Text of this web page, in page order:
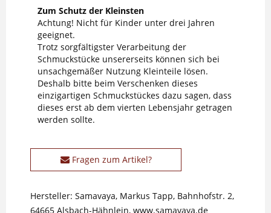
Zum Schutz der Kleinsten
Achtung! Nicht für Kinder unter drei Jahren
geeignet.
Trotz sorgfältigster Verarbeitung der
Schmuckstücke unsererseits können sich bei
unsachgemäßer Nutzung Kleinteile lösen.
Deshalb bitte beim Verschenken dieses
einzigartigen Schmuckstückes dazu sagen, dass
dieses erst ab dem vierten Lebensjahr getragen
werden sollte.
Fragen zum Artikel?
Hersteller: Samavaya, Markus Tapp, Bahnhofstr. 2,
64665 Alsbach-Hähnlein, www.samavaya.de